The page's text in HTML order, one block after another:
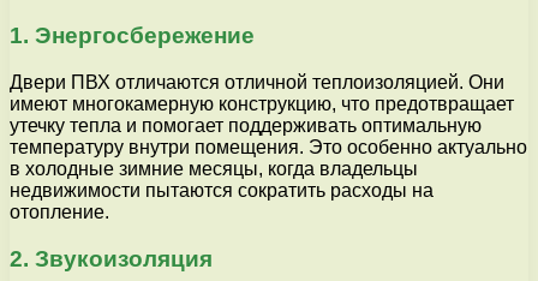
1. Энергосбережение
Двери ПВХ отличаются отличной теплоизоляцией. Они
имеют многокамерную конструкцию, что предотвращает
утечку тепла и помогает поддерживать оптимальную
температуру внутри помещения. Это особенно актуально
в холодные зимние месяцы, когда владельцы
недвижимости пытаются сократить расходы на
отопление.
2. Звукоизоляция